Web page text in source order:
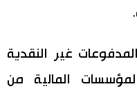
غير النقدية
المالية من